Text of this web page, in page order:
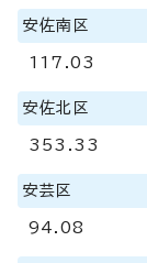
安佐南区
117.03
安佐北区
353.33
安芸区
94.08